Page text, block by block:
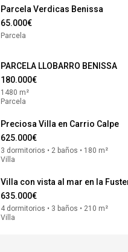
Parcela Verdicas Benissa
65.000€
Parcela
PARCELA LLOBARRO BENISSA
180.000€
1480 m²
Parcela
Preciosa Villa en Carrio Calpe
625.000€
3 dormitorios • 2 baños • 180 m²
Villa
Villa con vista al mar en la
635.000€
4 dormitorios • 3 baños • 210 m²
Villa